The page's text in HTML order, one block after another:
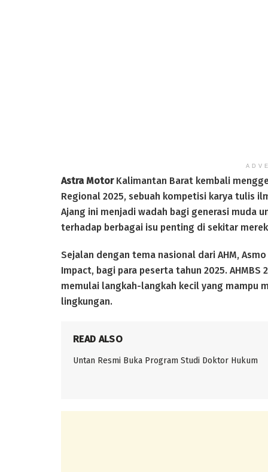
Astra MotorKalimantan Barat kembali
Regional 2025, sebuah kompetisi karya tulis
Ajang ini menjadi wadah bagi generasi muda
terhadap berbagai isu penting di sekitar
Sejalan dengan tema nasional dari AHM,
Impact, bagi para peserta tahun 2025.
memulai langkah-langkah kecil yang mampu
lingkungan.
READ ALSO
Untan Resmi Buka Program Studi Doktor Hukum